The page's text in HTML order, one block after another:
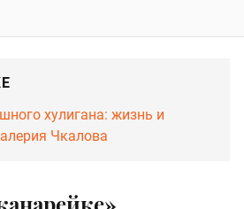
хулигана: жизнь и
Чкалова